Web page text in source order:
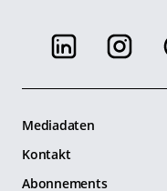
Mediadaten
Kontakt
Abonnements